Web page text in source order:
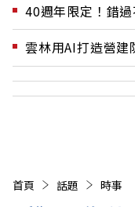
40週年限定！錯
雲林用AI打造營建
首頁 話題 時事